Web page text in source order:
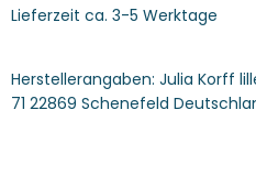
Lieferzeit ca. 3-5 Werktage
Herstellerangaben: Julia Korff
71 22869 Schenefeld